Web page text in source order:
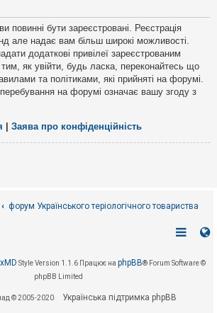
бути зареєстровані. Реєстрація
але надає вам більш широкі можливості.
додаткові привілеї зареєстрованим
як увійти, будь ласка, переконайтесь що
та політиками, які прийняті на форумі.
на форумі означає вашу згоду з
Заява про конфіденційність
форум Українського теріологічного товариства
Style Version 1.1.6 Працює на phpBB® Forum Software ©
phpBB Limited
© 2005-2020 Українська підтримка phpBB